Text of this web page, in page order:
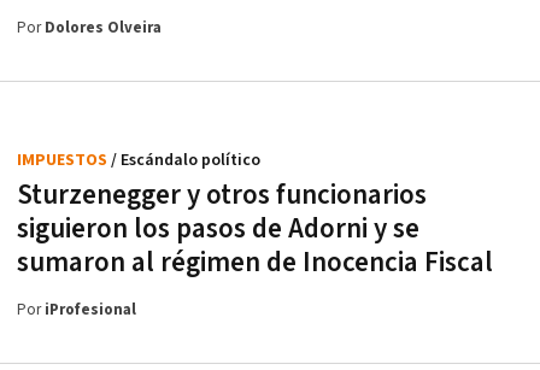
PorDolores Olveira
Sturzenegger y otros funcionarios
siguieron los pasos de Adorni y se
sumaron al régimen de Inocencia Fiscal
IMPUESTOS / Escándalo político
PoriProfesional